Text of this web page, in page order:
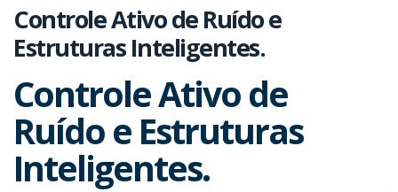
Controle Ativo de Ruído e
Estruturas Inteligentes.
Controle Ativo de
Ruído e Estruturas
Inteligentes.